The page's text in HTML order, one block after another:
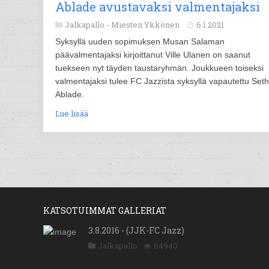
Ablade avustavaksi valmentajaksi
Jalkapallo - Miesten Ykkönen 6.1.2021
Syksyllä uuden sopimuksen Musan Salaman
päävalmentajaksi kirjoittanut Ville Ulanen on saanut
tuekseen nyt täyden taustaryhmän. Joukkueen toiseksi
valmentajaksi tulee FC Jazzista syksyllä vapautettu Seth
Ablade.
Lue lisää
KATSOTUIMMAT GALLERIAT
3.8.2016 - (JJK-FC Jazz)
Jalkapallo 64940